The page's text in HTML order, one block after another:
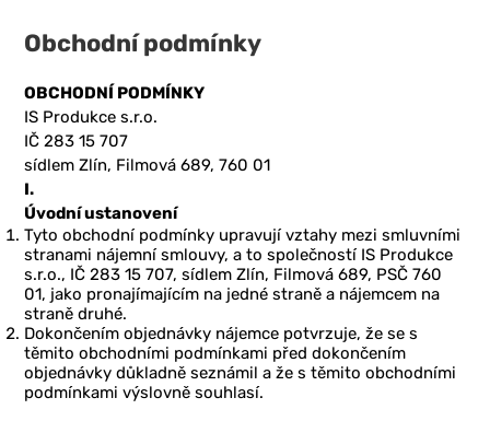
Obchodní podmínky
OBCHODNÍ PODMÍNKY
IS Produkce s.r.o.
IČ 283 15 707
sídlem Zlín, Filmová 689, 760 01
I.
Úvodní ustanovení
Tyto obchodní podmínky upravují vztahy mezi smluvními
stranami nájemní smlouvy, a to společností IS Produkce
s.r.o., IČ 283 15 707, sídlem Zlín, Filmová 689, PSČ 760
01, jako pronajímajícím na jedné straně a nájemcem na
straně druhé.
Dokončením objednávky nájemce potvrzuje, že se s
těmito obchodními podmínkami před dokončením
objednávky důkladně seznámil a že s těmito obchodními
podmínkami výslovně souhlasí.